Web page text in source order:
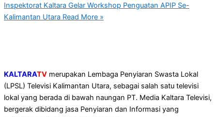
Inspektorat Kaltara Gelar Workshop Penguatan APIP Se-
Kalimantan Utara Read More »
KALTARATV merupakan Lembaga Penyiaran Swasta Lokal
(LPSL) Televisi Kalimantan Utara, sebagai salah satu televisi
lokal yang berada di bawah naungan PT. Media Kaltara Televisi,
bergerak dibidang jasa Penyiaran dan Informasi yang